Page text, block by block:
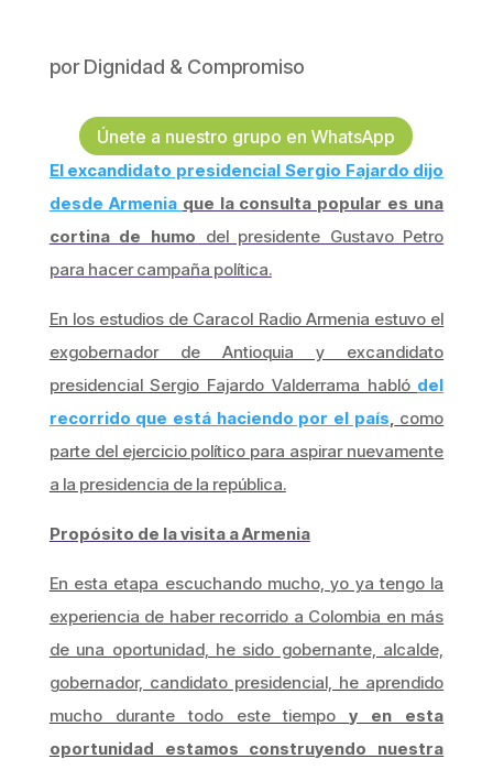
porDignidad & Compromiso
Únete a nuestro grupo en WhatsApp
El excandidato presidencial Sergio Fajardo dijo
desde Armenia que la consulta popular es una
cortina de humo del presidente Gustavo Petro
para hacer campaña política.
En los estudios de Caracol Radio Armenia estuvo el
exgobernador de Antioquia y excandidato
presidencial Sergio Fajardo Valderrama habló del
recorrido que está haciendo por el país, como
parte del ejercicio político para aspirar nuevamente
a la presidencia de la república.
Propósito de la visita a Armenia
En esta etapa escuchando mucho, yo ya tengo la
experiencia de haber recorrido a Colombia en más
de una oportunidad, he sido gobernante, alcalde,
gobernador, candidato presidencial, he aprendido
mucho durante todo este tiempoy en esta
oportunidad estamos construyendo nuestra